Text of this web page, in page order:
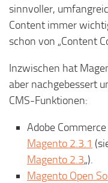
sinnvoller,
Content immer
schon von „Content
Inzwischen hat
aber nachgebessert
CMS-Funktionen:
Adobe
Magento 2.3.1
Magento 2.3„).
Magento Open